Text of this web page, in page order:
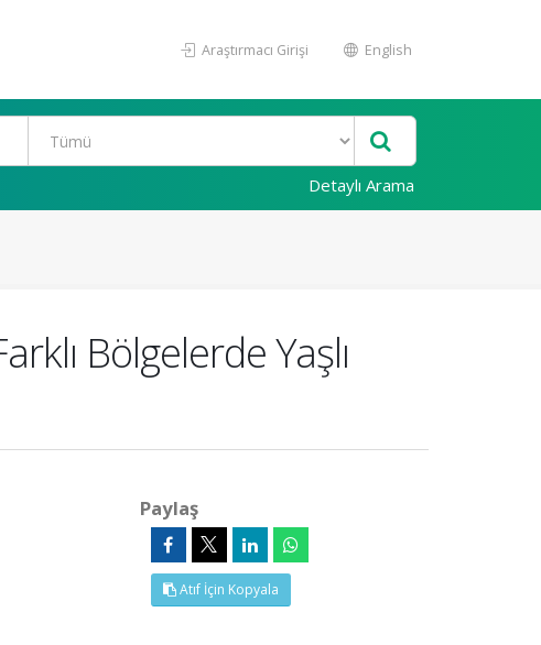
Araştırmacı Girişi English
Detaylı Arama
Bölgelerde Yaşlı
Paylaş
Atıf İçin Kopyala